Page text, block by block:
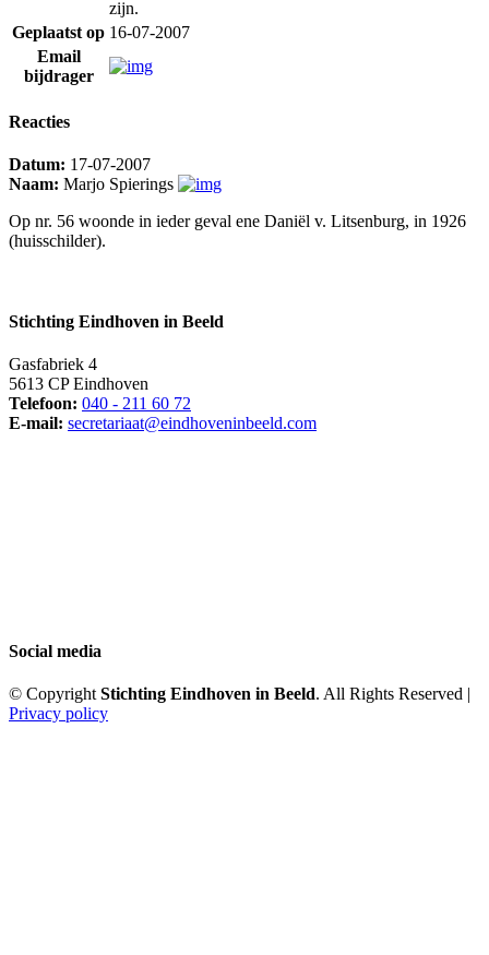
zijn.
Geplaatst op 16-07-2007
Email
bijdrager
Reacties
Datum: 17-07-2007
Naam: Marjo Spierings
Op nr. 56 woonde in ieder geval ene Daniël v. Litsenburg, in 1926
(huisschilder).
Stichting Eindhoven in Beeld
Gasfabriek 4
5613 CP Eindhoven
Telefoon: 040 - 211 60 72
E-mail: secretariaat@eindhoveninbeeld.com
Social media
© CopyrightStichting Eindhoven in Beeld. All Rights Reserved |
Privacy policy